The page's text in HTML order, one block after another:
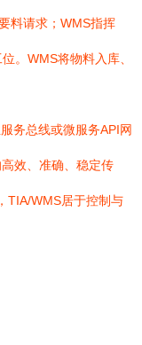
料请求；WMS指挥
。WMS将物料入库、
务总线或微服务API网
效、准确、稳定传
TIA/WMS居于控制与